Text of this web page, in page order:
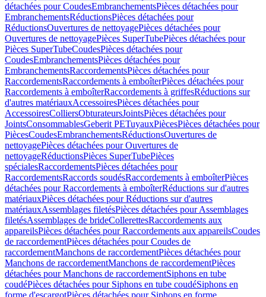
détachées pour CoudesEmbranchementsPièces détachées pour
EmbranchementsRéductionsPièces détachées pour
RéductionsOuvertures de nettoyagePièces détachées pour
Ouvertures de nettoyagePièces SuperTubePièces détachées pour
Pièces SuperTubeCoudesPièces détachées pour
CoudesEmbranchementsPièces détachées pour
EmbranchementsRaccordementsPièces détachées pour
RaccordementsRaccordements à emboîterPièces détachées pour
Raccordements à emboîterRaccordements à griffesRéductions sur
d'autres matériauxAccessoiresPièces détachées pour
AccessoiresColliersObturateursJointsPièces détachées pour
JointsConsommablesGeberit PETuyauxPiècesPièces détachées pour
PiècesCoudesEmbranchementsRéductionsOuvertures de
nettoyagePièces détachées pour Ouvertures de
nettoyageRéductionsPièces SuperTubePièces
spécialesRaccordementsPièces détachées pour
RaccordementsRaccords soudésRaccordements à emboîterPièces
détachées pour Raccordements à emboîterRéductions sur d'autres
matériauxPièces détachées pour Réductions sur d'autres
matériauxAssemblages filetésPièces détachées pour Assemblages
filetésAssemblages de brideCollerettesRaccordements aux
appareilsPièces détachées pour Raccordements aux appareilsCoudes
de raccordementPièces détachées pour Coudes de
raccordementManchons de raccordementPièces détachées pour
Manchons de raccordementManchons de raccordementPièces
détachées pour Manchons de raccordementSiphons en tube
coudéPièces détachées pour Siphons en tube coudéSiphons en
forme d'escargotPièces détachées pour Siphons en forme